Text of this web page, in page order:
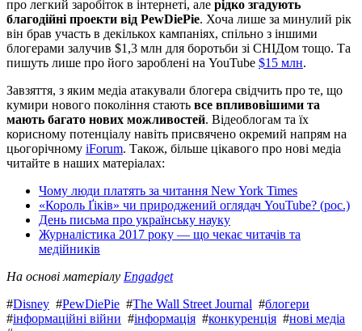
про легкий заробіток в інтернеті, але рідко згадують
благодійні проекти від PewDiePie. Хоча лише за минулий рік
він брав участь в декількох кампаніях, спільно з іншими
блогерами залучив $1,3 млн для боротьби зі СНІДом тощо. Та
пишуть лише про його зароблені на YouTube $15 млн.
Завзяття, з яким медіа атакували блогера свідчить про те, що
кумири нового покоління стають все впливовішими та
мають багато нових можливостей. Відеоблогам та їх
корисному потенціалу навіть присвячено окремий напрям на
цьогорічному iForum. Також, більше цікавого про нові медіа
читайте в наших матеріалах:
Чому люди платять за читання New York Times
«Король Ґіків» чи природжений оглядач YouTube? (рос.)
День письма про українську науку
Журналістика 2017 року — що чекає читачів та
медійників
На основі матеріалу Engadget
#Disney #PewDiePie #The Wall Street Journal #блогери
#інформаційні війни #інформація #конкуренція #нові медіа